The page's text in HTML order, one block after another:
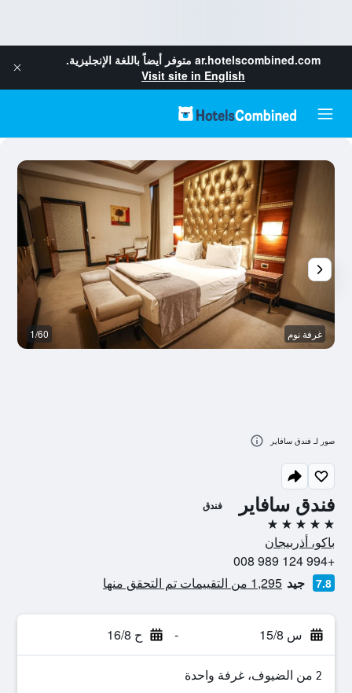
ar.hotelscombined.com متوفر أيضاً باللغة الإنجليزية.
Visit site in English
فندق سافاير فندق
5 نجوم
باكو، أذربيجان
+994 124 989 008
7.8 جيد 1,295 من التقييمات تم التحقق منها
س 15/8 - ح 16/8
2 من الضيوف، غرفة واحدة
غرفة نوم 1/60
صور لـ فندق سافاير